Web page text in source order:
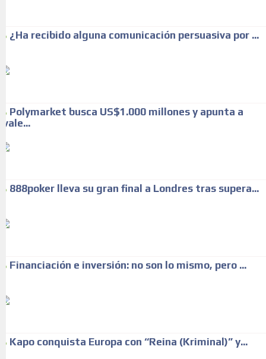
¿Ha recibido alguna comunicación persuasiva por ...
Polymarket busca US$1.000 millones y apunta a
vale...
888poker lleva su gran final a Londres tras supera...
Financiación e inversión: no son lo mismo, pero ...
Kapo conquista Europa con “Reina (Kriminal)” y...